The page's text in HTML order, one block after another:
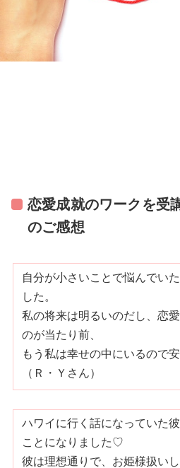
恋愛成就のワークを受
のご感想
自分が小さいことで悩んでい
した。
私の将来は明るいのだし、恋
のが当たり前、
もう私は幸せの中にいるので安
（Ｒ・Ｙさん）
ハワイに行く話になっていた
ことになりました♡
彼は理想通りで、お姫様扱い